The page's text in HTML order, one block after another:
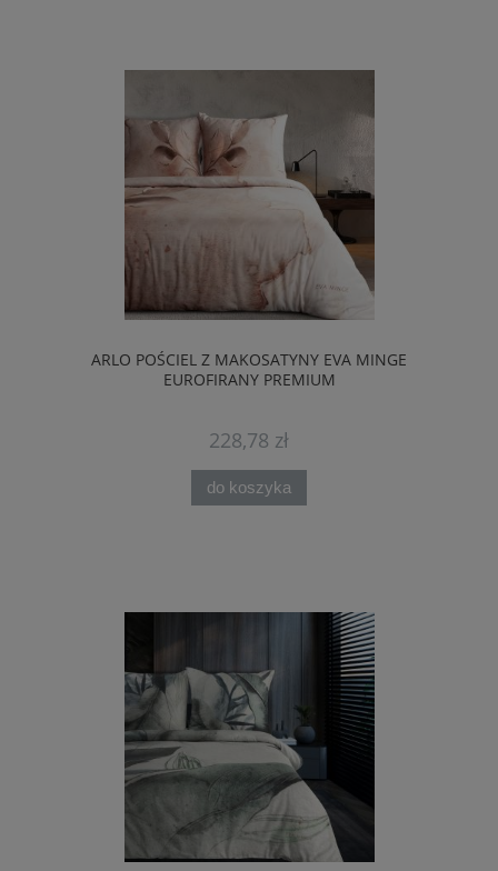
ARLO POŚCIEL Z MAKOSATYNY EVA MINGE
EUROFIRANY PREMIUM
228,78 zł
do koszyka